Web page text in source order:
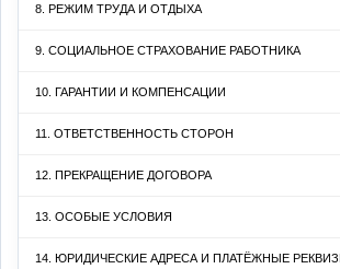
8. РЕЖИМ ТРУДА И ОТДЫХА
9. СОЦИАЛЬНОЕ СТРАХОВАНИЕ РАБОТНИКА
10. ГАРАНТИИ И КОМПЕНСАЦИИ
11. ОТВЕТСТВЕННОСТЬ СТОРОН
12. ПРЕКРАЩЕНИЕ ДОГОВОРА
13. ОСОБЫЕ УСЛОВИЯ
14. ЮРИДИЧЕСКИЕ АДРЕСА И ПЛАТЁЖНЫЕ